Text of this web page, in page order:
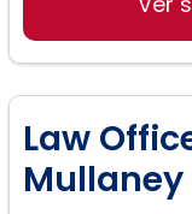
Law
Mullaney